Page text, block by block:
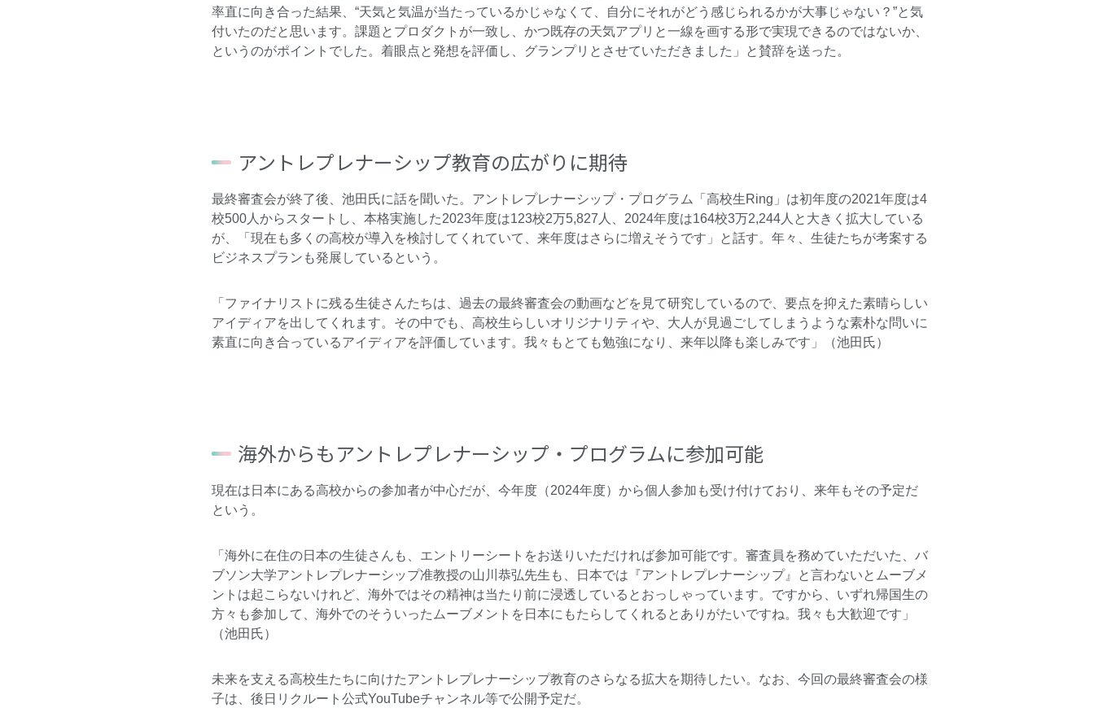
率直に向き合った結果、“天気と気温が当たっているかじゃなくて、自分にそれがどう感じられるかが大事じゃない？”と気
付いたのだと思います。課題とプロダクトが一致し、かつ既存の天気アプリと一線を画する形で実現できるのではないか、
というのがポイントでした。着眼点と発想を評価し、グランプリとさせていただきました」と賛辞を送った。
アントレプレナーシップ教育の広がりに期待
最終審査会が終了後、池田氏に話を聞いた。アントレプレナーシップ・プログラム「高校生Ring」は初年度の2021年度は4
校500人からスタートし、本格実施した2023年度は123校2万5,827人、2024年度は164校3万2,244人と大きく拡大している
が、「現在も多くの高校が導入を検討してくれていて、来年度はさらに増えそうです」と話す。年々、生徒たちが考案する
ビジネスプランも発展しているという。
「ファイナリストに残る生徒さんたちは、過去の最終審査会の動画などを見て研究しているので、要点を抑えた素晴らしい
アイディアを出してくれます。その中でも、高校生らしいオリジナリティや、大人が見過ごしてしまうような素朴な問いに
素直に向き合っているアイディアを評価しています。我々もとても勉強になり、来年以降も楽しみです」（池田氏）
海外からもアントレプレナーシップ・プログラムに参加可能
現在は日本にある高校からの参加者が中心だが、今年度（2024年度）から個人参加も受け付けており、来年もその予定だ
という。
「海外に在住の日本の生徒さんも、エントリーシートをお送りいただければ参加可能です。審査員を務めていただいた、バ
ブソン大学アントレプレナーシップ准教授の山川恭弘先生も、日本では『アントレプレナーシップ』と言わないとムーブメ
ントは起こらないけれど、海外ではその精神は当たり前に浸透しているとおっしゃっています。ですから、いずれ帰国生の
方々も参加して、海外でのそういったムーブメントを日本にもたらしてくれるとありがたいですね。我々も大歓迎です」
（池田氏）
未来を支える高校生たちに向けたアントレプレナーシップ教育のさらなる拡大を期待したい。なお、今回の最終審査会の様
子は、 後日リクルート公式YouTubeチャンネル等で公開予定だ。